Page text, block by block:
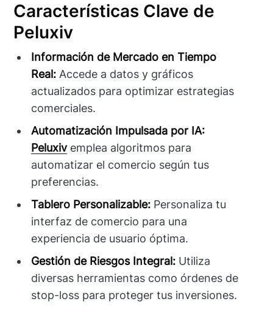
Características Clave de
Peluxiv
Información de Mercado en Tiempo
Real: Accede a datos y gráficos
actualizados para optimizar estrategias
comerciales.
Automatización Impulsada por IA:
Peluxivemplea algoritmos para
automatizar el comercio según tus
preferencias.
Tablero Personalizable: Personaliza tu
interfaz de comercio para una
experiencia de usuario óptima.
Gestión de Riesgos Integral: Utiliza
diversas herramientas como órdenes de
stop-loss para proteger tus inversiones.